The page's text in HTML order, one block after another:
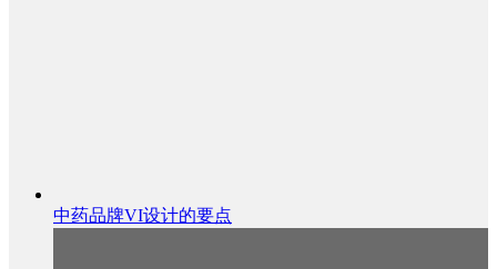
中药品牌VI设计的要点